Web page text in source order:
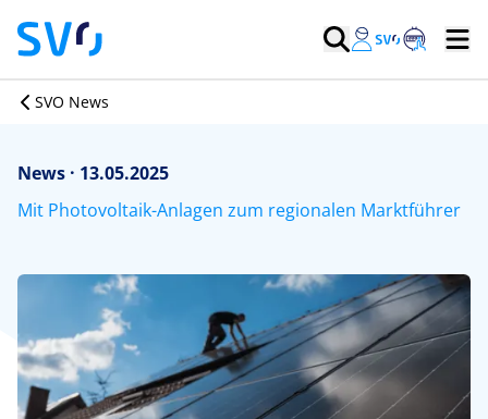
SVO News
News · 13.05.2025
Mit Photovoltaik-Anlagen zum regionalen Marktführer